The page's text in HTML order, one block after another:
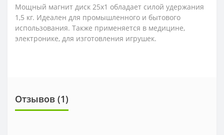
Мощный магнит диск 25х1 обладает силой удержания
1,5 кг. Идеален для промышленного и бытового
использования. Также применяется в медицине,
электронике, для изготовления игрушек.
Отзывов (1)